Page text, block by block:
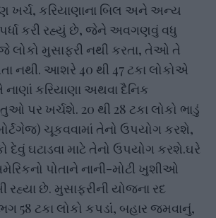
ખર્ચ, કરિયાણાના બિલ અને અન્ય
કરી રહ્યું છે, જેને અવગણવું વધુ
મુસાફરી નથી કરતા, તેઓ તે
નથી. આશરે 40 થી 47 ટકા લોકોએ
કરિયાણા અથવા દૈનિક
પર ખર્ચશે. 20 થી 28 ટકા લોકો ભાડું
ચૂકવવામાં તેનો ઉપયોગ કરશે,
દેવું ઘટાડવા માટે તેનો ઉપયોગ કરશે.ઘરે
પોતાને નાની-મોટી ખુશીઓ
રહ્યા છે. મુસાફરીની યોજના રદ
58 ટકા લોકો કપડાં, બહાર જમવાનું,